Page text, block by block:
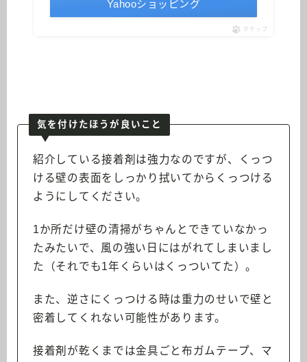
Yahooショッピング
ポチップ
気を付けたほうが良いこと
紹介している接着剤は強力なのですが、くっつ
ける壁の表面をしっかり拭いてからくっつける
ようにしてください。
1か所だけ壁の清掃がちゃんとできていなかっ
たみたいで、風の強い日にはがれてしまいまし
た（それでも1年くらいはくっついてた）。
また、逆さにくっつける時は重力のせいで壁と
密着してくれない可能性があります。
接着剤が乾くまでは金具ごと布ガムテープ、マ